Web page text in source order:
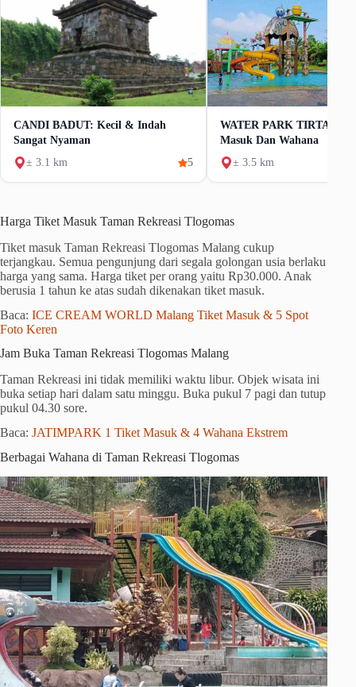
CANDI BADUT: Kecil & Indah
Sangat Nyaman
± 3.1 km
5
WATER PARK
Masuk Dan Wahana
± 3.5 km
Harga Tiket Masuk Taman Rekreasi Tlogomas
Tiket masuk Taman Rekreasi Tlogomas Malang cukup
terjangkau. Semua pengunjung dari segala golongan usia berlaku
harga yang sama. Harga tiket per orang yaitu Rp30.000. Anak
berusia 1 tahun ke atas sudah dikenakan tiket masuk.
Baca: ICE CREAM WORLD Malang Tiket Masuk & 5 Spot
Foto Keren
Jam Buka Taman Rekreasi Tlogomas Malang
Taman Rekreasi ini tidak memiliki waktu libur. Objek wisata ini
buka setiap hari dalam satu minggu. Buka pukul 7 pagi dan tutup
pukul 04.30 sore.
Baca: JATIMPARK 1 Tiket Masuk & 4 Wahana Ekstrem
Berbagai Wahana di Taman Rekreasi Tlogomas